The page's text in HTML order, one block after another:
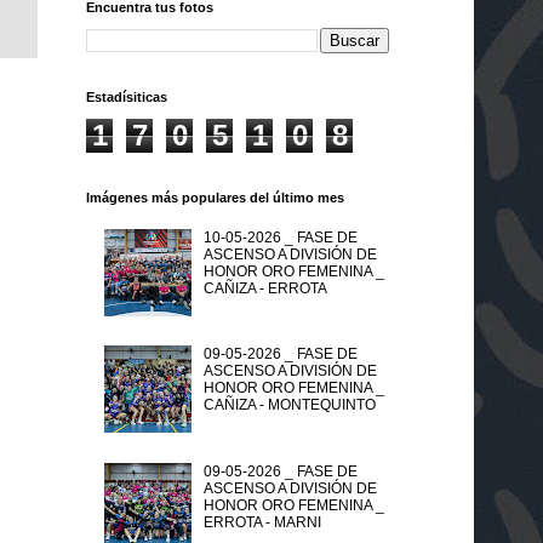
Encuentra tus fotos
Estadísiticas
1 7 0 5 1 0 8
Imágenes más populares del último mes
10-05-2026 _ FASE DE
ASCENSO A DIVISIÓN DE
HONOR ORO FEMENINA _
CAÑIZA - ERROTA
09-05-2026 _ FASE DE
ASCENSO A DIVISIÓN DE
HONOR ORO FEMENINA _
CAÑIZA - MONTEQUINTO
09-05-2026 _ FASE DE
ASCENSO A DIVISIÓN DE
HONOR ORO FEMENINA _
ERROTA - MARNI